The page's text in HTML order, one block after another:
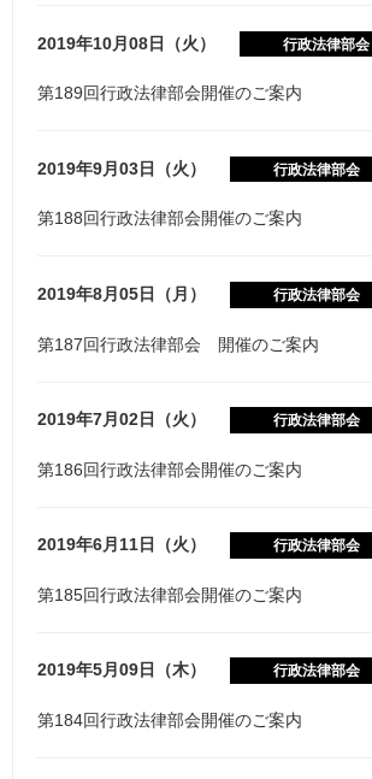
2019年10月08日（火） 行政法律部会
第189回行政法律部会開催のご案内
2019年9月03日（火） 行政法律部会
第188回行政法律部会開催のご案内
2019年8月05日（月） 行政法律部会
第187回行政法律部会 開催のご案内
2019年7月02日（火） 行政法律部会
第186回行政法律部会開催のご案内
2019年6月11日（火） 行政法律部会
第185回行政法律部会開催のご案内
2019年5月09日（木） 行政法律部会
第184回行政法律部会開催のご案内